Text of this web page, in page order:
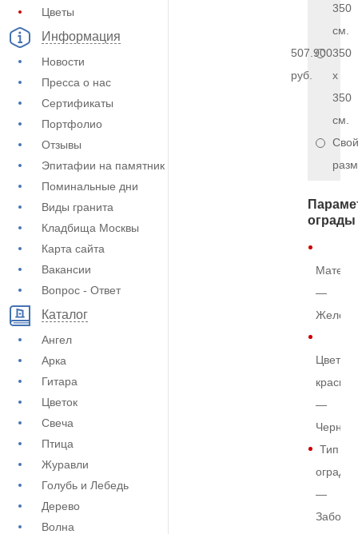
Цветы
Информация
Новости
Пресса о нас
Сертификаты
Портфолио
Отзывы
Эпитафии на памятник
Поминальные дни
Виды гранита
Кладбища Москвы
Карта сайта
Вакансии
Вопрос - Ответ
Каталог
Ангел
Арка
Гитара
Цветок
Свеча
Птица
Журавли
Голубь и Лебедь
Дерево
Волна
350
см.
507.900
руб.
350
x
350
см.
Свой
ограды
—
Железо
Цвет
краски
—
Черный
Тип
ограды
—
Забор